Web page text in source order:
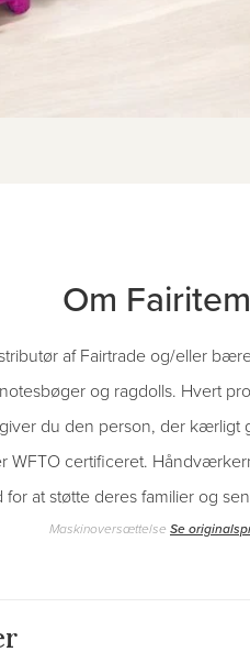
Om
af Fairtrade og/eller
og ragdolls. Hvert
du den person, der kærligt
WFTO certificeret.
at støtte deres familier og
Maskinoversættelse Se